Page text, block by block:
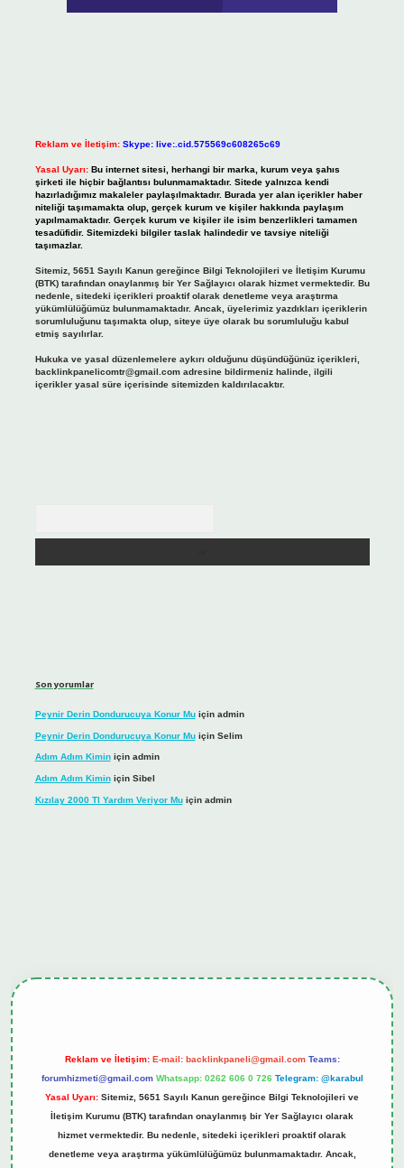
Reklam ve İletişim: Skype: live:.cid.575569c608265c69
Yasal Uyarı: Bu internet sitesi, herhangi bir marka, kurum veya şahıs
şirketi ile hiçbir bağlantısı bulunmamaktadır. Sitede yalnızca kendi
hazırladığımız makaleler paylaşılmaktadır. Burada yer alan içerikler haber
niteliği taşımamakta olup, gerçek kurum ve kişiler hakkında paylaşım
yapılmamaktadır. Gerçek kurum ve kişiler ile isim benzerlikleri tamamen
tesadüfidir. Sitemizdeki bilgiler taslak halindedir ve tavsiye niteliği
taşımazlar.
Sitemiz, 5651 Sayılı Kanun gereğince Bilgi Teknolojileri ve İletişim Kurumu
(BTK) tarafından onaylanmış bir Yer Sağlayıcı olarak hizmet vermektedir. Bu
nedenle, sitedeki içerikleri proaktif olarak denetleme veya araştırma
yükümlülüğümüz bulunmamaktadır. Ancak, üyelerimiz yazdıkları içeriklerin
sorumluluğunu taşımakta olup, siteye üye olarak bu sorumluluğu kabul
etmiş sayılırlar.
Hukuka ve yasal düzenlemelere aykırı olduğunu düşündüğünüz içerikleri,
backlinkpanelicomtr@gmail.comadresine bildirmeniz halinde, ilgili
içerikler yasal süre içerisinde sitemizden kaldırılacaktır.
Son yorumlar
Peynir Derin Dondurucuya Konur Muiçin admin
Peynir Derin Dondurucuya Konur Muiçin Selim
Adım Adım Kiminiçin admin
Adım Adım Kiminiçin Sibel
Kızılay 2000 Tl Yardım Veriyor Muiçin admin
Reklam ve İletişim: E-mail: backlinkpaneli@gmail.com Teams:
forumhizmeti@gmail.com Whatsapp: 0262 606 0 726 Telegram: @karabul
Yasal Uyarı: Sitemiz, 5651 Sayılı Kanun gereğince Bilgi Teknolojileri ve
İletişim Kurumu (BTK) tarafından onaylanmış bir Yer Sağlayıcı olarak
hizmet vermektedir. Bu nedenle, sitedeki içerikleri proaktif olarak
denetleme veya araştırma yükümlülüğümüz bulunmamaktadır. Ancak,